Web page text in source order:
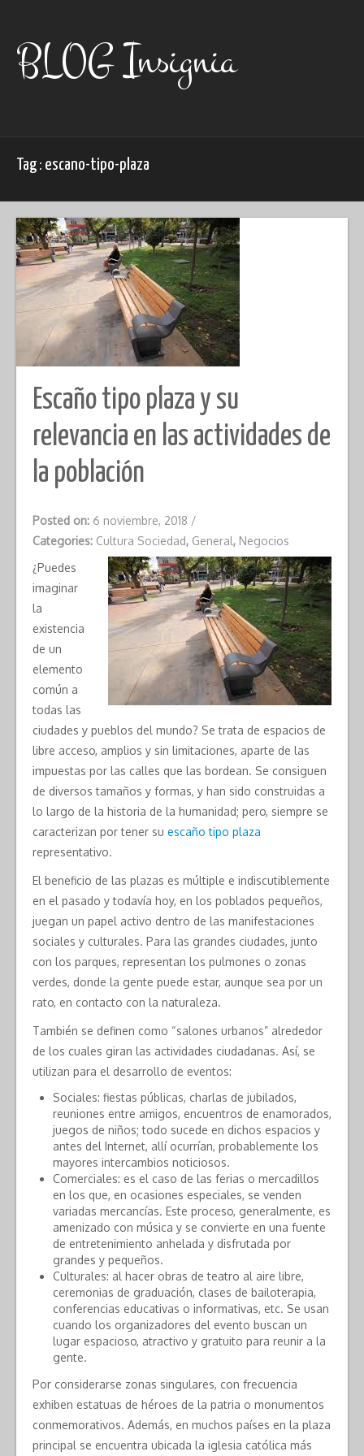
contentBLOG Insignia
Tag : escano-tipo-plaza
Escaño tipo plaza y su
relevancia en las actividades de
la población
Posted on: 6 noviembre, 2018 /
Categories: Cultura Sociedad, General, Negocios
¿Puedes
imaginar
la
existencia
de un
elemento
común a
todas las
ciudades y pueblos del mundo? Se trata de espacios de
libre acceso, amplios y sin limitaciones, aparte de las
impuestas por las calles que las bordean. Se consiguen
de diversos tamaños y formas, y han sido construidas a
lo largo de la historia de la humanidad; pero, siempre se
caracterizan por tener su escaño tipo plaza
representativo.
El beneficio de las plazas es múltiple e indiscutiblemente
en el pasado y todavía hoy, en los poblados pequeños,
juegan un papel activo dentro de las manifestaciones
sociales y culturales. Para las grandes ciudades, junto
con los parques, representan los pulmones o zonas
verdes, donde la gente puede estar, aunque sea por un
rato, en contacto con la naturaleza.
También se definen como “salones urbanos” alrededor
de los cuales giran las actividades ciudadanas. Así, se
utilizan para el desarrollo de eventos:
Sociales: fiestas públicas, charlas de jubilados,
reuniones entre amigos, encuentros de enamorados,
juegos de niños; todo sucede en dichos espacios y
antes del Internet, allí ocurrían, probablemente los
mayores intercambios noticiosos.
Comerciales: es el caso de las ferias o mercadillos
en los que, en ocasiones especiales, se venden
variadas mercancías. Este proceso, generalmente, es
amenizado con música y se convierte en una fuente
de entretenimiento anhelada y disfrutada por
grandes y pequeños.
Culturales: al hacer obras de teatro al aire libre,
ceremonias de graduación, clases de bailoterapia,
conferencias educativas o informativas, etc. Se usan
cuando los organizadores del evento buscan un
lugar espacioso, atractivo y gratuito para reunir a la
gente.
Por considerarse zonas singulares, con frecuencia
exhiben estatuas de héroes de la patria o monumentos
conmemorativos. Además, en muchos países en la plaza
principal se encuentra ubicada la iglesia católica más